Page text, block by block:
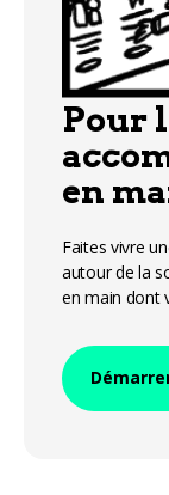
Pour
en
Faites vivre
autour de la
en main dont